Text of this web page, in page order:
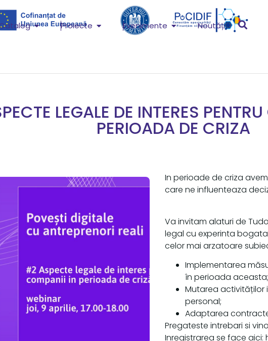
Proiecte Evenimente Noutăți
LEGALE DE INTERES
PERIOADA DE CRIZA
In perioade de criza
care ne influenteaza
Va invitam alaturi de
legal cu experinta
celor mai arzatoare
Implementarea
în perioada aceasta;
Mutarea activităților
personal;
Adaptarea
Pregateste intrebari si
Inregistrarea se face